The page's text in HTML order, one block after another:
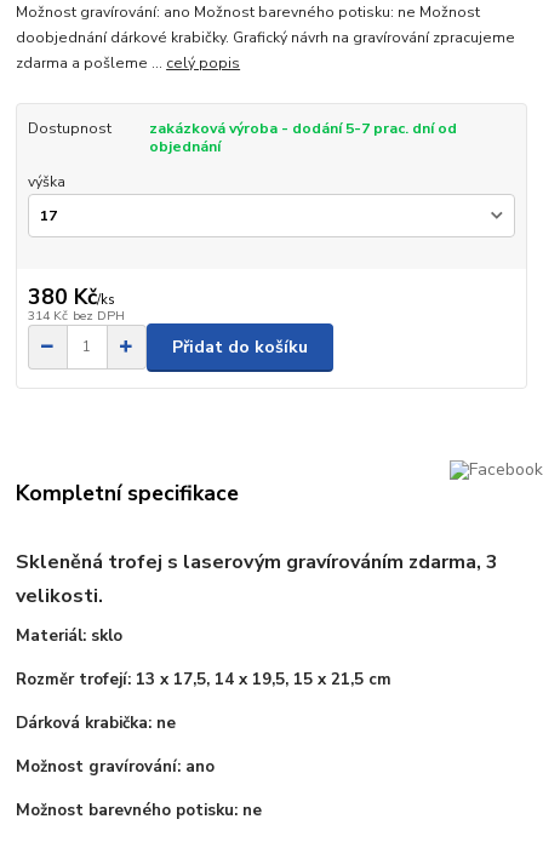
Možnost gravírování: ano Možnost barevného potisku: ne Možnost
doobjednání dárkové krabičky. Grafický návrh na gravírování zpracujeme
zdarma a pošleme ... celý popis
Dostupnost
zakázková výroba - dodání 5-7 prac. dní od
objednání
výška
380 Kč/ks
314 Kč bez DPH
Přidat do košíku
Kompletní specifikace
Skleněná trofej s laserovým gravírováním zdarma, 3
velikosti.
Materiál: sklo
Rozměr trofejí: 13 x 17,5, 14 x 19,5, 15 x 21,5 cm
Dárková krabička: ne
Možnost gravírování: ano
Možnost barevného potisku: ne